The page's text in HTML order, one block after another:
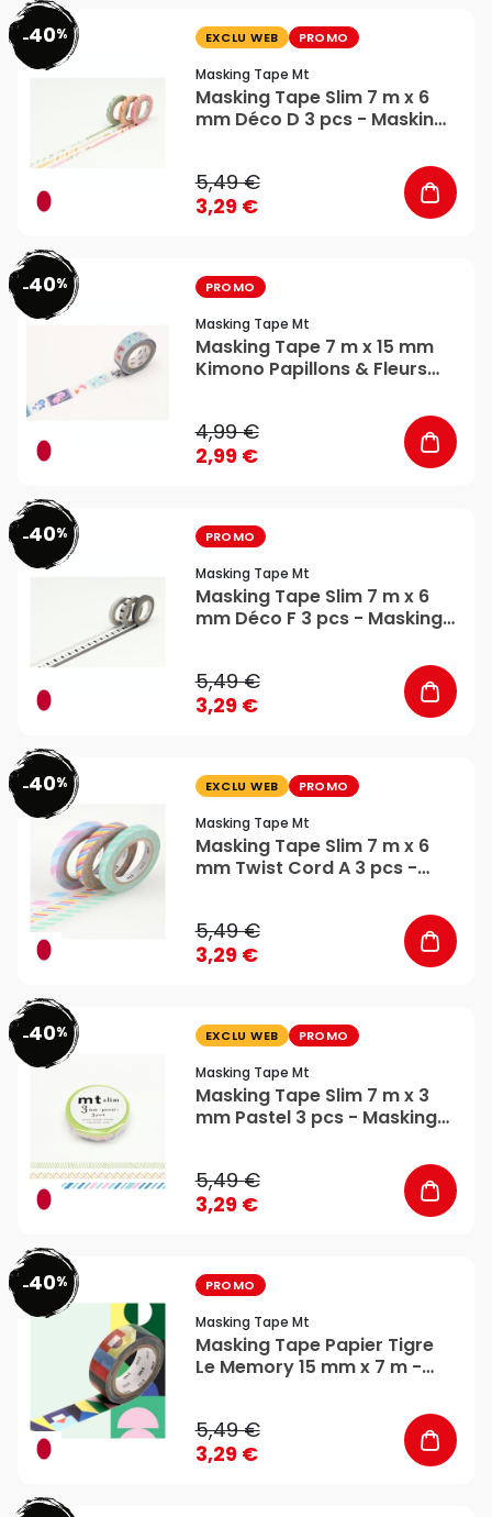
-40% EXCLU WEB PROMO
Masking Tape Mt
Masking Tape Slim 7 m x 6
mm Déco D 3 pcs - Masking
5,49 €
3,29 €
-40% PROMO
Masking Tape Mt
Masking Tape 7 m x 15 mm
Kimono Papillons & Fleurs
4,99 €
2,99 €
-40% PROMO
Masking Tape Mt
Masking Tape Slim 7 m x 6
mm Déco F 3 pcs - Masking
5,49 €
3,29 €
-40% EXCLU WEB PROMO
Masking Tape Mt
Masking Tape Slim 7 m x 6
mm Twist Cord A 3 pcs -
5,49 €
3,29 €
-40% EXCLU WEB PROMO
Masking Tape Mt
Masking Tape Slim 7 m x 3
mm Pastel 3 pcs - Masking
5,49 €
3,29 €
-40% PROMO
Masking Tape Mt
Masking Tape Papier Tigre
Le Memory 15 mm x 7 m -
5,49 €
3,29 €